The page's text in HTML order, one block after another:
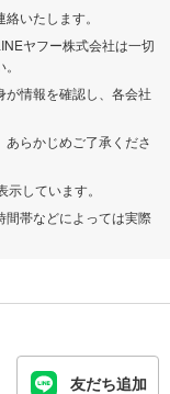
いたします。
ヤフー株式会社は一切
情報を確認し、各会社
らかじめご了承くださ
しています。
間帯などによっては実際
友だち追加